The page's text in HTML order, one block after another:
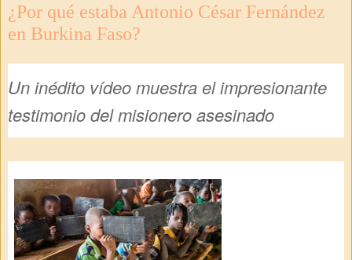
¿Por qué estaba Antonio César Fernández
en Burkina Faso?
Un inédito vídeo muestra el impresionante
testimonio del misionero asesinado